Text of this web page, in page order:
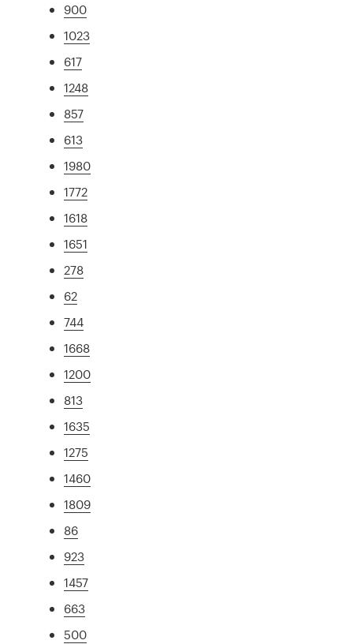
900
1023
617
1248
857
613
1980
1772
1618
1651
278
62
744
1668
1200
813
1635
1275
1460
1809
86
923
1457
663
500